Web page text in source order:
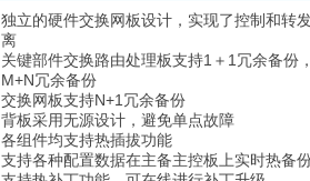
独立的硬件交换网板设计，实现了控制和转
离
关键部件交换路由处理板支持1＋1冗余备份
M+N冗余备份
交换网板支持N+1冗余备份
背板采用无源设计，避免单点故障
各组件均支持热插拔功能
支持各种配置数据在主备主控板上实时热备